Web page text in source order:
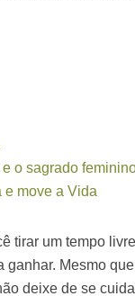
o sagrado
e move a Vida
tirar um tempo
ganhar. Mesmo
deixe de se